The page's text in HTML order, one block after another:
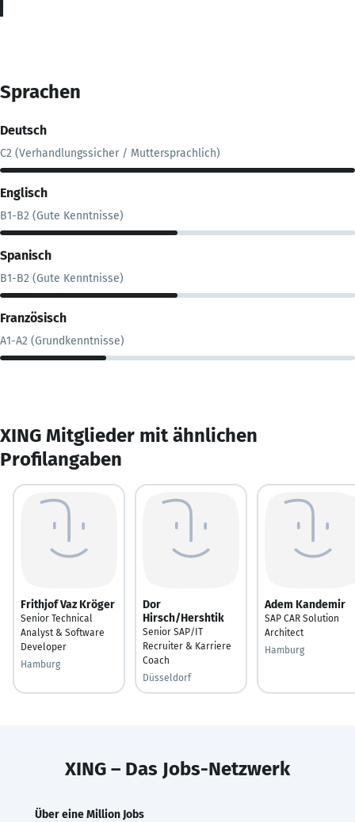
Sprachen
Deutsch
C2 (Verhandlungssicher / Muttersprachlich)
Englisch
B1-B2 (Gute Kenntnisse)
Spanisch
B1-B2 (Gute Kenntnisse)
Französisch
A1-A2 (Grundkenntnisse)
XING Mitglieder mit ähnlichen
Profilangaben
Frithjof Vaz Kröger
Senior Technical
Analyst & Software
Developer
Hamburg
Dor
Hirsch/Hershtik
Senior SAP/IT
Recruiter & Karriere
Coach
Düsseldorf
Adem Kandemir
SAP CAR Solution
Architect
Hamburg
XING – Das Jobs-Netzwerk
Über eine Million Jobs